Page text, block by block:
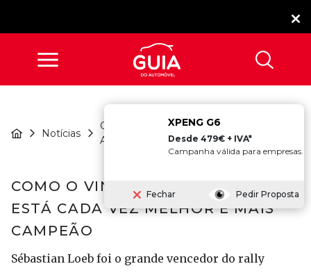
Notícias
Competição
Automóvel
Como O Vinho Do
Porto, Loeb Es...
COMO O VINHO DO PORTO, LOEB
ESTÁ CADA VEZ MELHOR E MAIS
CAMPEÃO
Sébastian Loeb foi o grande vencedor do rally
XPENG G6
Desde 479€ + IVA*
Campanha válida para empresas.
Fechar Pedir Proposta